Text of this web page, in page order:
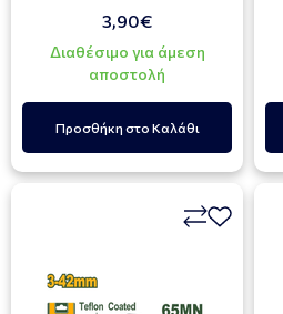
3,90€
Διαθέσιμο για άμεση
αποστολή
Προσθήκη στο Καλάθι